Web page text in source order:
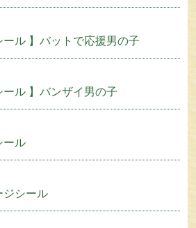
ール 】バットで応援男の子
ール 】バンザイ男の子
ール
ジシール